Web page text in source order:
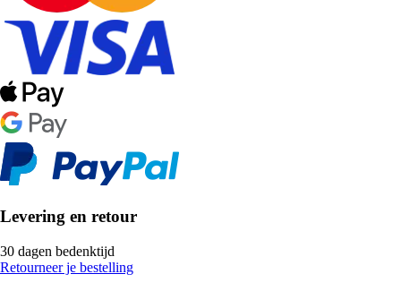
Levering en retour
30 dagen bedenktijd
Retourneer je bestelling